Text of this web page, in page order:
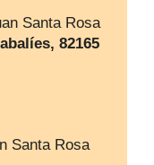
Santa Rosa
82165
Santa Rosa